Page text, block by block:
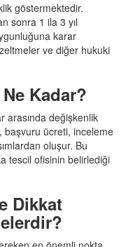
göstermektedir.
sonra 1 ila 3 yıl
karar
ve diğer hukuki
Kadar?
arasında değişkenlik
başvuru ücreti, inceleme
oluşur. Bu
tescil ofisinin belirlediği
Dikkat